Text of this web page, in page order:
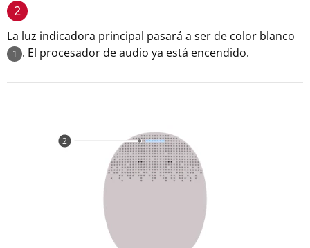
2
La luz indicadora principal pasará a ser de color blanco
1 . El procesador de audio ya está encendido.